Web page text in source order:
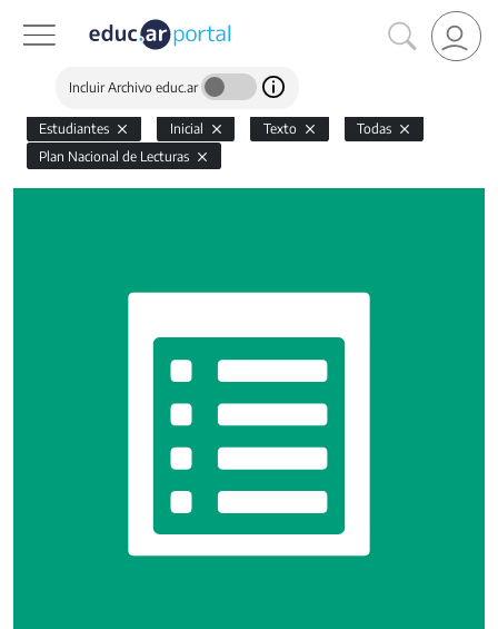
Incluir Archivo educ.ar
Estudiantes Inicial Texto
Todas
Plan Nacional de Lecturas